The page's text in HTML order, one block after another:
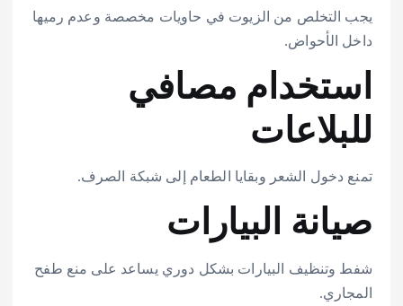
يجب التخلص من الزيوت في حاويات مخصصة وعدم رميها
داخل الأحواض.
استخدام مصافي
للبلاعات
تمنع دخول الشعر وبقايا الطعام إلى شبكة الصرف.
صيانة البيارات
شفط وتنظيف البيارات بشكل دوري يساعد على منع طفح
المجاري.